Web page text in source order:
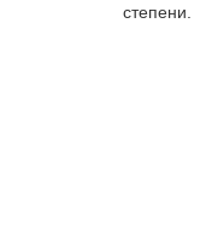
степени.